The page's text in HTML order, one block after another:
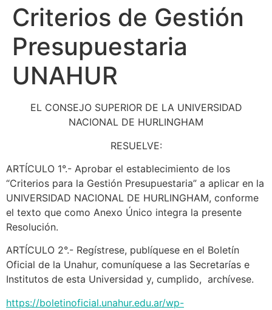
Criterios de Gestión
Presupuestaria
UNAHUR
EL CONSEJO SUPERIOR DE LA UNIVERSIDAD
NACIONAL DE HURLINGHAM
RESUELVE:
ARTÍCULO 1°.- Aprobar el establecimiento de los
“Criterios para la Gestión Presupuestaria” a aplicar en la
UNIVERSIDAD NACIONAL DE HURLINGHAM, conforme
el texto que como Anexo Único integra la presente
Resolución.
ARTÍCULO 2°.- Regístrese, publíquese en el Boletín
Oficial de la Unahur, comuníquese a las Secretarías e
Institutos de esta Universidad y, cumplido, archívese.
https://boletinoficial.unahur.edu.ar/wp-